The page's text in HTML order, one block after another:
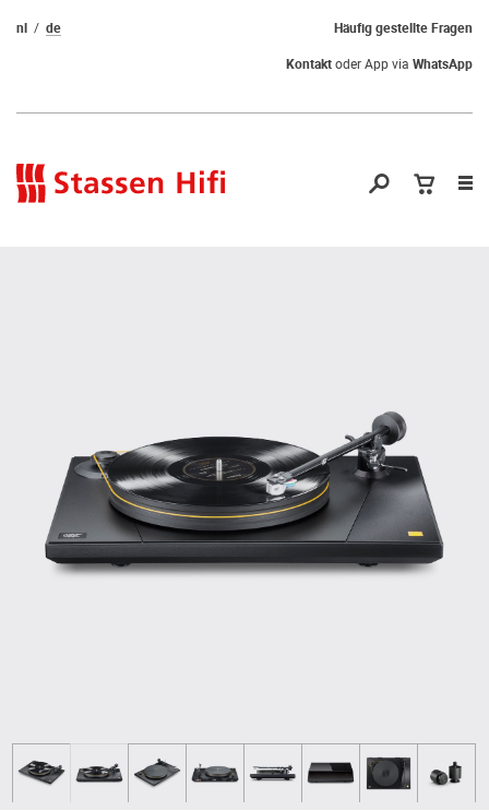
Häufig gestellte Fragen
nl
de
Kontaktoder App via WhatsApp